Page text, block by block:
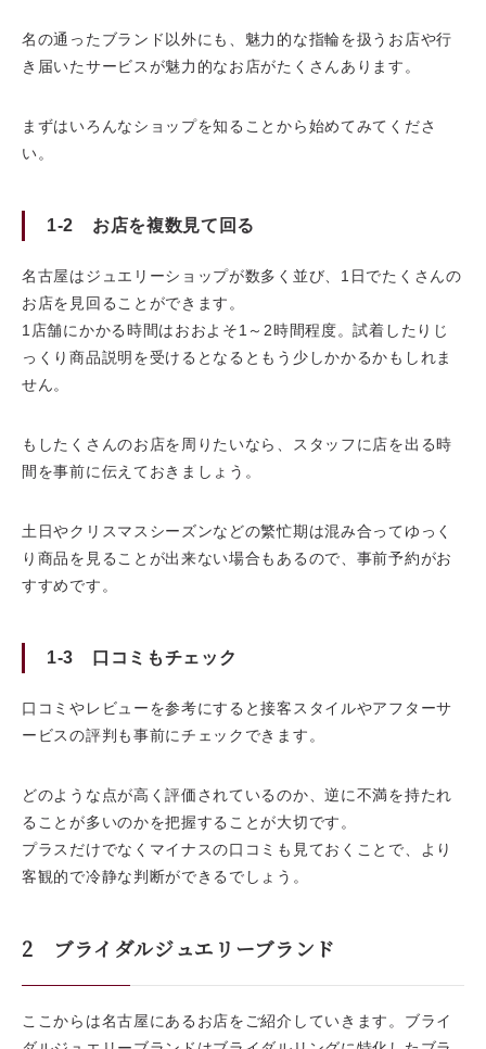
名の通ったブランド以外にも、魅力的な指輪を扱うお店や行
き届いたサービスが魅力的なお店がたくさんあります。
まずはいろんなショップを知ることから始めてみてくださ
い。
1-2 お店を複数見て回る
名古屋はジュエリーショップが数多く並び、1日でたくさんの
お店を見回ることができます。
1店舗にかかる時間はおおよそ1～2時間程度。試着したりじ
っくり商品説明を受けるとなるともう少しかかるかもしれま
せん。
もしたくさんのお店を周りたいなら、スタッフに店を出る時
間を事前に伝えておきましょう。
土日やクリスマスシーズンなどの繁忙期は混み合ってゆっく
り商品を見ることが出来ない場合もあるので、事前予約がお
すすめです。
1-3 口コミもチェック
口コミやレビューを参考にすると接客スタイルやアフターサ
ービスの評判も事前にチェックできます。
どのような点が高く評価されているのか、逆に不満を持たれ
ることが多いのかを把握することが大切です。
プラスだけでなくマイナスの口コミも見ておくことで、より
客観的で冷静な判断ができるでしょう。
2 ブライダルジュエリーブランド
ここからは名古屋にあるお店をご紹介していきます。ブライ